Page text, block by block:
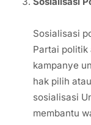
Sosialisasi
Partai politik
kampanye
hak pilih
sosialisasi
membantu